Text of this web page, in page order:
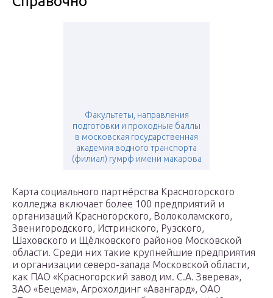
Факультеты, направления
подготовки и проходные баллы
в московская государственная
академия водного транспорта
(филиал) гумрф имени макарова
Карта социального партнёрства Красногорского
колледжа включает более 100 предприятий и
организаций Красногорского, Волоколамского,
Звенигородского, Истринского, Рузского,
Шаховского и Щёлковского районов Московской
области. Среди них такие крупнейшие предприятия
и организации северо-запада Московской области,
как ПАО «Красногорский завод им. С.А. Зверева»,
ЗАО «Бецема», Агрохолдинг «Авангард», ОАО